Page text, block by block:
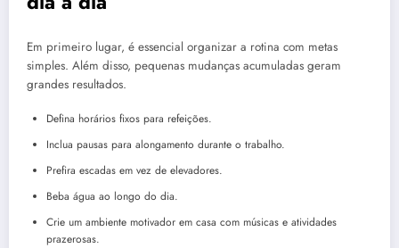
Em primeiro lugar, é essencial organizar a rotina com metas
simples. Além disso, pequenas mudanças acumuladas geram
grandes resultados.
Defina horários fixos para refeições.
Inclua pausas para alongamento durante o trabalho.
Prefira escadas em vez de elevadores.
Beba água ao longo do dia.
Crie um ambiente motivador em casa com músicas e atividades
prazerosas.